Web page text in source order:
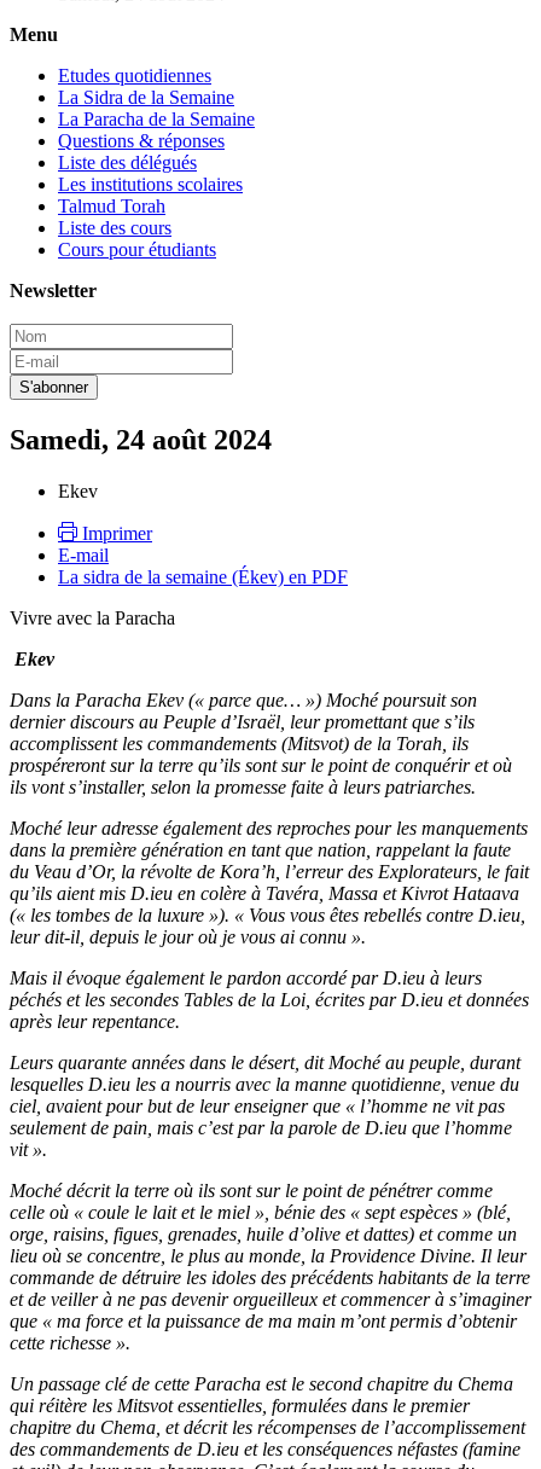
Menu
Etudes quotidiennes
La Sidra de la Semaine
La Paracha de la Semaine
Questions & réponses
Liste des délégués
Les institutions scolaires
Talmud Torah
Liste des cours
Cours pour étudiants
Newsletter
Samedi, 24 août 2024
Ekev
Imprimer
E-mail
La sidra de la semaine (Ékev) en PDF
Vivre avec la Paracha
Ekev
Dans la Paracha Ekev (« parce que… ») Moché poursuit son
dernier discours au Peuple d’Israël, leur promettant que s’ils
accomplissent les commandements (Mitsvot) de la Torah, ils
prospéreront sur la terre qu’ils sont sur le point de conquérir et où
ils vont s’installer, selon la promesse faite à leurs patriarches.
Moché leur adresse également des reproches pour les manquements
dans la première génération en tant que nation, rappelant la faute
du Veau d’Or, la révolte de Kora’h, l’erreur des Explorateurs, le fait
qu’ils aient mis D.ieu en colère à Tavéra, Massa et Kivrot Hataava
(« les tombes de la luxure »). « Vous vous êtes rebellés contre D.ieu,
leur dit-il, depuis le jour où je vous ai connu ».
Mais il évoque également le pardon accordé par D.ieu à leurs
péchés et les secondes Tables de la Loi, écrites par D.ieu et données
après leur repentance.
Leurs quarante années dans le désert, dit Moché au peuple, durant
lesquelles D.ieu les a nourris avec la manne quotidienne, venue du
ciel, avaient pour but de leur enseigner que « l’homme ne vit pas
seulement de pain, mais c’est par la parole de D.ieu que l’homme
vit ».
Moché décrit la terre où ils sont sur le point de pénétrer comme
celle où « coule le lait et le miel », bénie des « sept espèces » (blé,
orge, raisins, figues, grenades, huile d’olive et dattes) et comme un
lieu où se concentre, le plus au monde, la Providence Divine. Il leur
commande de détruire les idoles des précédents habitants de la terre
et de veiller à ne pas devenir orgueilleux et commencer à s’imaginer
que « ma force et la puissance de ma main m’ont permis d’obtenir
cette richesse ».
Un passage clé de cette Paracha est le second chapitre du Chema
qui réitère les Mitsvot essentielles, formulées dans le premier
chapitre du Chema, et décrit les récompenses de l’accomplissement
des commandements de D.ieu et les conséquences néfastes (famine